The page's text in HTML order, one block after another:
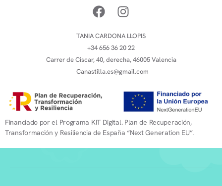
TANIA CARDONA LLOPIS
+34 656 36 20 22
Carrer de Ciscar, 40, derecha, 46005 Valencia
Canastilla.es@gmail.com
Financiado por el Programa KIT Digital. Plan de Recuperación,
Transformación y Resiliencia de España “Next Generation EU”.